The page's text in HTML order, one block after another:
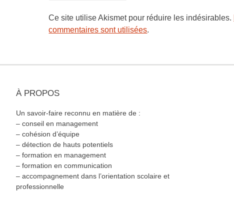
Ce site utilise Akismet pour réduire les indésirables.
commentaires sont utilisées.
À PROPOS
Un savoir-faire reconnu en matière de :
– conseil en management
– cohésion d’équipe
– détection de hauts potentiels
– formation en management
– formation en communication
– accompagnement dans l’orientation scolaire et
professionnelle